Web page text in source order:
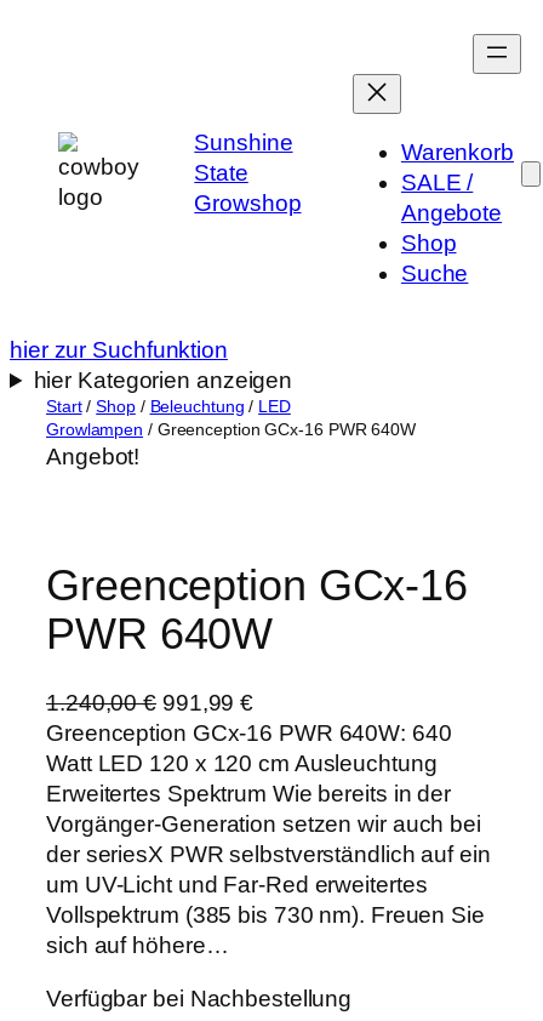
Sunshine
State
Growshop
Warenkorb
SALE /
Angebote
Shop
Suche
hier zur Suchfunktion
hier Kategorien anzeigen
Start/Shop/ Beleuchtung / LED
Growlampen / Greenception GCx-16 PWR 640W
Angebot!
Greenception GCx-16
PWR 640W
1.240,00€ U
r
s
p
r
ü
n
g
l
c
991,99€A
k
t
u
e
l
l
e
r
Greenception GCx-16 PWR 640W: 640
Watt LED 120 x 120 cm Ausleuchtung
Erweitertes Spektrum Wie bereits in der
Vorgänger-Generation setzen wir auch bei
der seriesX PWR selbstverständlich auf ein
um UV-Licht und Far-Red erweitertes
Vollspektrum (385 bis 730 nm). Freuen Sie
sich auf höhere…
Verfügbar bei Nachbestellung